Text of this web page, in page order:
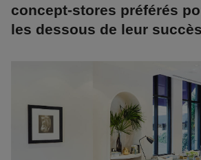
concept-stores préférés
les dessous de leur